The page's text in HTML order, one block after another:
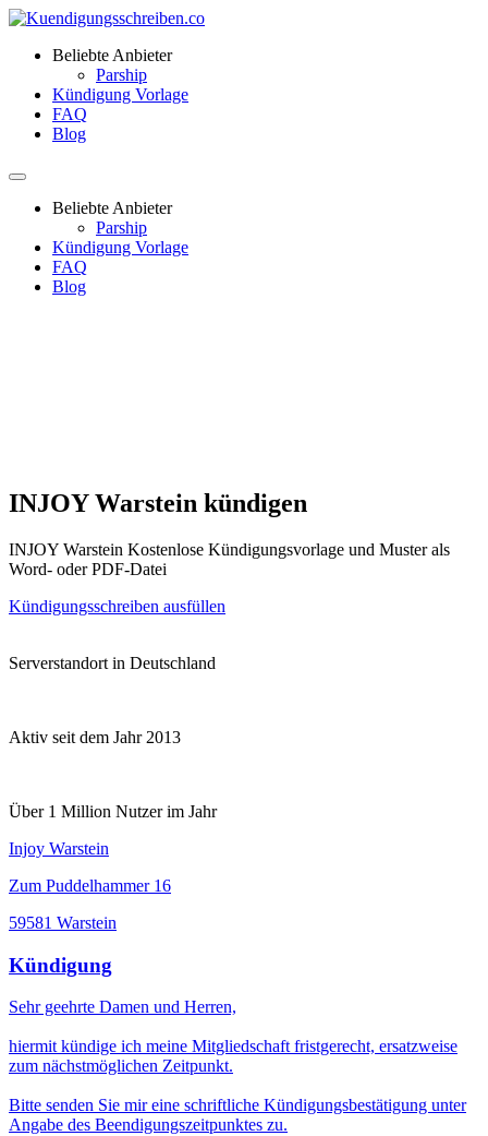
Beliebte Anbieter
Parship
Kündigung Vorlage
FAQ
Blog
Beliebte Anbieter
Parship
Kündigung Vorlage
FAQ
Blog
INJOY Warstein kündigen
INJOY Warstein Kostenlose Kündigungsvorlage und Muster als
Word- oder PDF-Datei
Kündigungsschreiben ausfüllen
Serverstandort in Deutschland
Aktiv seit dem Jahr 2013
Über 1 Million Nutzer im Jahr
Injoy Warstein
Zum Puddelhammer 16
59581 Warstein
Kündigung
Sehr geehrte Damen und Herren,
hiermit kündige ich meine Mitgliedschaft fristgerecht, ersatzweise
zum nächstmöglichen Zeitpunkt.
Bitte senden Sie mir eine schriftliche Kündigungsbestätigung unter
Angabe des Beendigungszeitpunktes zu.